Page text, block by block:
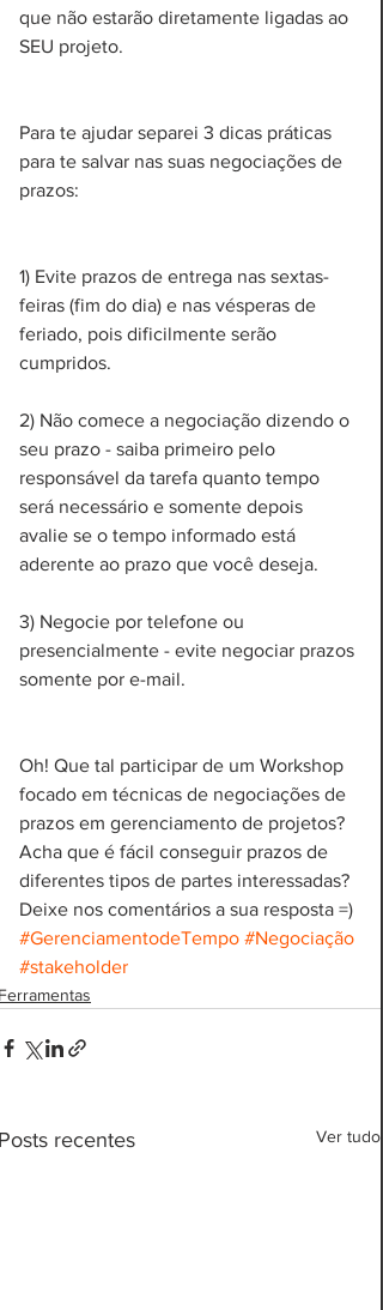
que não estarão diretamente ligadas ao
SEU projeto.
Para te ajudar separei 3 dicas práticas
para te salvar nas suas negociações de
prazos:
1) Evite prazos de entrega nas sextas-
feiras (fim do dia) e nas vésperas de
feriado, pois dificilmente serão
cumpridos.
2) Não comece a negociação dizendo o
seu prazo - saiba primeiro pelo
responsável da tarefa quanto tempo
será necessário e somente depois
avalie se o tempo informado está
aderente ao prazo que você deseja.
3) Negocie por telefone ou
presencialmente - evite negociar prazos
somente por e-mail.
Oh! Que tal participar de um Workshop
focado em técnicas de negociações de
prazos em gerenciamento de projetos?
Acha que é fácil conseguir prazos de
diferentes tipos de partes interessadas?
Deixe nos comentários a sua resposta =)
#GerenciamentodeTempo #Negociação
#stakeholder
recentes Ver tudo